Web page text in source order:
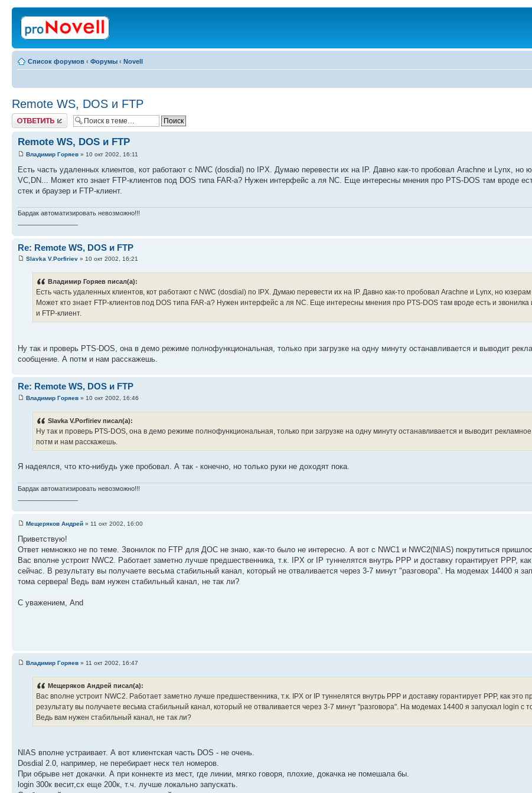
Список форумов ‹ Форумы ‹ Novell
Remote WS, DOS и FTP
Ответить
Remote WS, DOS и FTP
Владимир Горяев » 10 окт 2002, 16:11
Есть часть удаленных клиентов, кот работают с NWC (dosdial) по IPX. Думаю перевести их на IP. Давно как-то пробовал Arachne и Lynx, но
VC,DN... Может кто знает FTP-клиентов под DOS типа FAR-а? Нужен интерфейс а ля NC. Еще интересны мнения про PTS-DOS там вроде
стек и браузер и FTP-клиент.
Бардак автоматизировать невозможно!!!
Re: Remote WS, DOS и FTP
Slavka V.Porfiriev » 10 окт 2002, 16:21
Владимир Горяев писал(а):
Есть часть удаленных клиентов, кот работают с NWC (dosdial) по IPX. Думаю перевести их на IP. Давно как-то пробовал Arachne и Lynx, но
Может кто знает FTP-клиентов под DOS типа FAR-а? Нужен интерфейс а ля NC. Еще интересны мнения про PTS-DOS там вроде есть и звонилка
и FTP-клиент.
Ну так и проверь PTS-DOS, она в демо режиме полнофункциональная, только при загрузке на одну минуту останавливается и выводит
сообщение. А потм и нам расскажешь.
Re: Remote WS, DOS и FTP
Владимир Горяев » 10 окт 2002, 16:46
Slavka V.Porfiriev писал(а):
Ну так и проверь PTS-DOS, она в демо режиме полнофункциональная, только при загрузке на одну минуту останавливается и выводит
потм и нам расскажешь.
Я надеялся, что кто-нибудь уже пробовал. А так - конечно, но только руки не доходят пока.
Бардак автоматизировать невозможно!!!
Мещеряков Андрей » 11 окт 2002, 16:00
Приветствую!
Ответ немножко не по теме. Звонилок по FTP для ДОС не знаю, как-то было не интересно. А вот с NWC1 и NWC2(NIAS) покрутиться
Вас вполне устроит NWC2. Работает заметно лучше предшественника, т.к. IPX or IP туннелятся внутрь PPP и доставку горантирует PPP,
сейчас. В результату вы получаете весьма стабильный канал, который не отваливается через 3-7 минут "разговора". На модемах 14400 я
тома сервера! Ведь вам нужен стабильный канал, не так ли?
С уважением, And
Владимир Горяев » 11 окт 2002, 16:47
Мещеряков Андрей писал(а):
Вас вполне устроит NWC2. Работает заметно лучше предшественника, т.к. IPX or IP туннелятся внутрь PPP и доставку горантирует PPP, как это
результату вы получаете весьма стабильный канал, который не отваливается через 3-7 минут "разговора". На модемах 14400 я запускал login с
Ведь вам нужен стабильный канал, не так ли?
NIAS вполне устраивает. А вот клиентская часть DOS - не очень.
Dosdial 2.0, например, не перебирает неск тел номеров.
При обрыве нет докачки. А при коннекте из мест, где линии, мягко говоря, плохие, докачка не помешала бы.
login 300к весит,cx еще 200к, т.ч. лучше локально запускать.